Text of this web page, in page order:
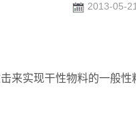
2013-05-21
来实现干性物料的一般